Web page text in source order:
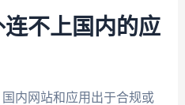
不上国内的应
内网站和应用出于合规或